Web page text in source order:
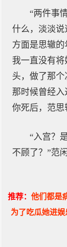
“两件事
什么，淡淡
方面是思辙
我一直没有
头，做了那
那时候曾经
你死后，范思
“入宫？
不顾了？”范
推荐： 他们都是
为了吃瓜她进